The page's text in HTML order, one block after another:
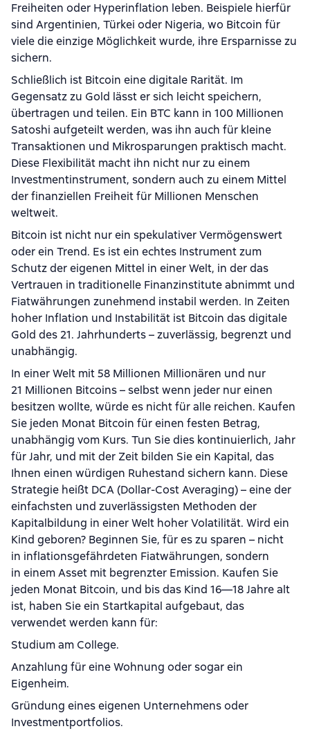
Freiheiten oder Hyperinflation leben. Beispiele hierfür
sind Argentinien, Türkei oder Nigeria, wo Bitcoin für
viele die einzige Möglichkeit wurde, ihre Ersparnisse zu
sichern.
Schließlich ist Bitcoin eine digitale Rarität. Im
Gegensatz zu Gold lässt er sich leicht speichern,
übertragen und teilen. Ein BTC kann in 100 Millionen
Satoshi aufgeteilt werden, was ihn auch für kleine
Transaktionen und Mikrosparungen praktisch macht.
Diese Flexibilität macht ihn nicht nur zu einem
Investmentinstrument, sondern auch zu einem Mittel
der finanziellen Freiheit für Millionen Menschen
weltweit.
Bitcoin ist nicht nur ein spekulativer Vermögenswert
oder ein Trend. Es ist ein echtes Instrument zum
Schutz der eigenen Mittel in einer Welt, in der das
Vertrauen in traditionelle Finanzinstitute abnimmt und
Fiatwährungen zunehmend instabil werden. In Zeiten
hoher Inflation und Instabilität ist Bitcoin das digitale
Gold des 21. Jahrhunderts – zuverlässig, begrenzt und
unabhängig.
In einer Welt mit 58 Millionen Millionären und nur
21 Millionen Bitcoins – selbst wenn jeder nur einen
besitzen wollte, würde es nicht für alle reichen. Kaufen
Sie jeden Monat Bitcoin für einen festen Betrag,
unabhängig vom Kurs. Tun Sie dies kontinuierlich, Jahr
für Jahr, und mit der Zeit bilden Sie ein Kapital, das
Ihnen einen würdigen Ruhestand sichern kann. Diese
Strategie heißt DCA (Dollar-Cost Averaging) – eine der
einfachsten und zuverlässigsten Methoden der
Kapitalbildung in einer Welt hoher Volatilität. Wird ein
Kind geboren? Beginnen Sie, für es zu sparen – nicht
in inflationsgefährdeten Fiatwährungen, sondern
in einem Asset mit begrenzter Emission. Kaufen Sie
jeden Monat Bitcoin, und bis das Kind 16—18 Jahre alt
ist, haben Sie ein Startkapital aufgebaut, das
verwendet werden kann für:
Studium am College.
Anzahlung für eine Wohnung oder sogar ein
Eigenheim.
Gründung eines eigenen Unternehmens oder
Investmentportfolios.